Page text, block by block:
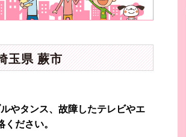
玉県 蕨市
やタンス、故障したテレビやエ
ださい。